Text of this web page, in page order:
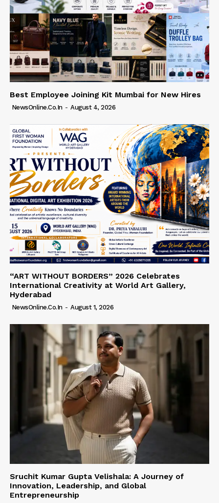
Best Employee Joining Kit Mumbai for New Hires
NewsOnline.co.in - August 4, 2026
“ART WITHOUT BORDERS” 2026 Celebrates
International Creativity at World Art Gallery,
Hyderabad
NewsOnline.co.in - August 1, 2026
Sruchit Kumar Gupta Velishala: A Journey of
Innovation, Leadership, and Global
Entrepreneurship